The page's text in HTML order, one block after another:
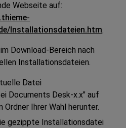
Webseite auf:
Installationsdateien.htm.
Download-Bereich nach
Installationsdateien.
Datei
Documents Desk-x.x" auf
Ordner Ihrer Wahl herunter.
gezippte Installationsdatei